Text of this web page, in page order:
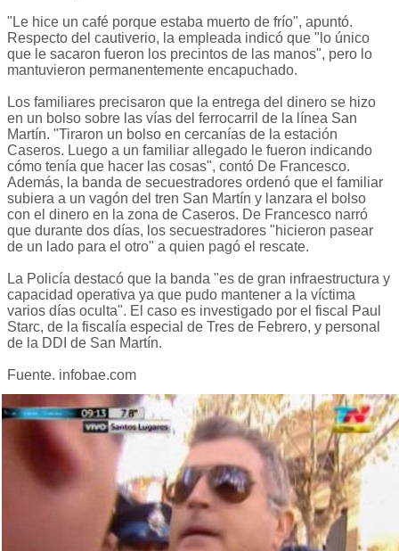
"Le hice un café porque estaba muerto de frío", apuntó.
Respecto del cautiverio, la empleada indicó que "lo único
que le sacaron fueron los precintos de las manos", pero lo
mantuvieron permanentemente encapuchado.
Los familiares precisaron que la entrega del dinero se hizo
en un bolso sobre las vías del ferrocarril de la línea San
Martín. "Tiraron un bolso en cercanías de la estación
Caseros. Luego a un familiar allegado le fueron indicando
cómo tenía que hacer las cosas", contó De Francesco.
Además, la banda de secuestradores ordenó que el familiar
subiera a un vagón del tren San Martín y lanzara el bolso
con el dinero en la zona de Caseros. De Francesco narró
que durante dos días, los secuestradores "hicieron pasear
de un lado para el otro" a quien pagó el rescate.
La Policía destacó que la banda "es de gran infraestructura y
capacidad operativa ya que pudo mantener a la víctima
varios días oculta". El caso es investigado por el fiscal Paul
Starc, de la fiscalía especial de Tres de Febrero, y personal
de la DDI de San Martín.
Fuente. infobae.com